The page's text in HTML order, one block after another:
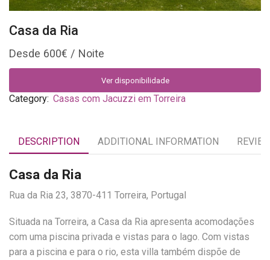
Casa da Ria
600€
Ver disponibilidade
Category: Casas com Jacuzzi em Torreira
DESCRIPTION ADDITIONAL INFORMATION
Casa da Ria
Rua da Ria 23, 3870-411 Torreira, Portugal
Situada na Torreira, a Casa da Ria apresenta acomodações
com uma piscina privada e vistas para o lago. Com vistas
para a piscina e para o rio, esta villa também dispõe de